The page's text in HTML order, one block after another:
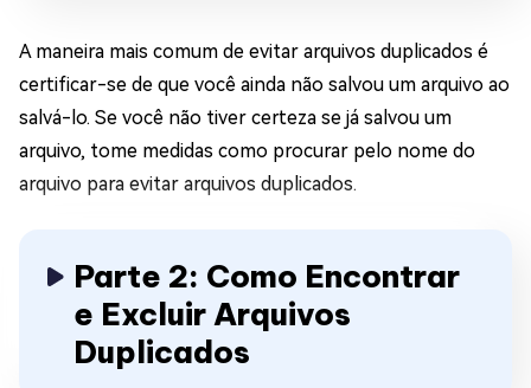
A maneira mais comum de evitar arquivos duplicados é
certificar-se de que você ainda não salvou um arquivo ao
salvá-lo. Se você não tiver certeza se já salvou um
arquivo, tome medidas como procurar pelo nome do
arquivo para evitar arquivos duplicados.
Parte 2: Como Encontrar
e Excluir Arquivos
Duplicados